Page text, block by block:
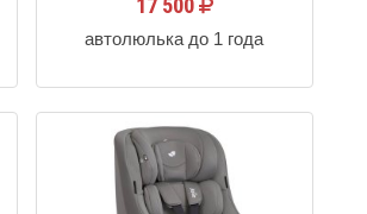
17 500
автолюлька до 1 года